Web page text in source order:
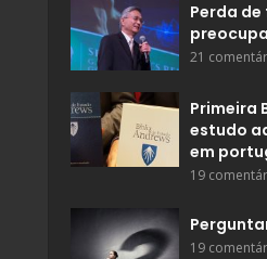
Perda de
21
Primeira
estudo
em
19
19